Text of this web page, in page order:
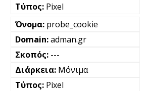
Pixel
probe_cookie
adman.gr
---
Μόνιμα
Pixel